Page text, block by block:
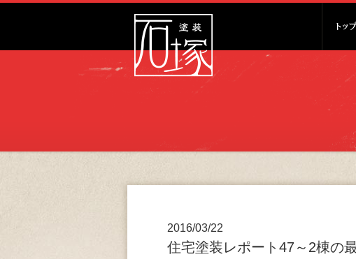
2016/03/22
住宅塗装レポート47～2棟の